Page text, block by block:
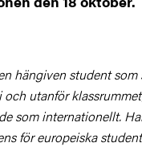
hängiven student som
utanför
som internationellt.
för europeiska